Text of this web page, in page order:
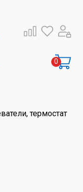
термостаты,